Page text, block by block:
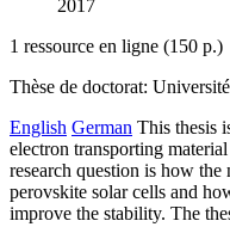
2017
1 ressource en ligne (150 p.)
Thèse de doctorat:
English German This thesis
electron transporting
research question is how
perovskite solar cells and
improve the stability. The